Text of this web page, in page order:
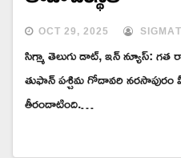
OCT 29, 2025
సిగ్మా తెలుగు డాట్, ఇన్ న్యూస్:
తుఫాన్‌ పశ్చిమ గోదావరి
తీరందాటింది.…